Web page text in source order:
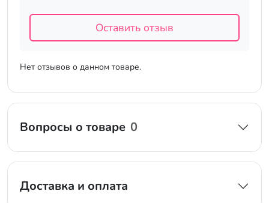
Нет отзывов о данном товаре.
Оставить отзыв
Вопросы о товаре 0
Доставка и оплата